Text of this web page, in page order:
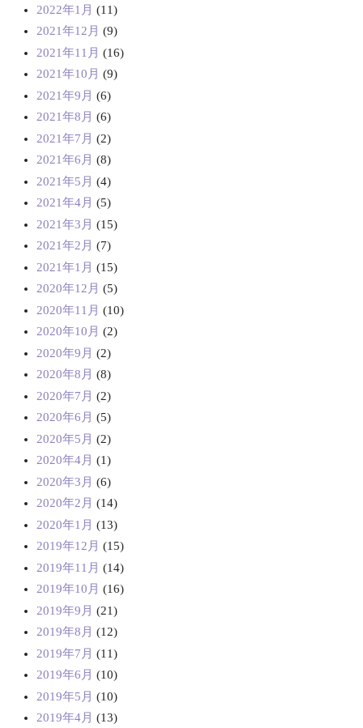
2022年1月 (11)
2021年12月 (9)
2021年11月 (16)
2021年10月 (9)
2021年9月 (6)
2021年8月 (6)
2021年7月 (2)
2021年6月 (8)
2021年5月 (4)
2021年4月 (5)
2021年3月 (15)
2021年2月 (7)
2021年1月 (15)
2020年12月 (5)
2020年11月 (10)
2020年10月 (2)
2020年9月 (2)
2020年8月 (8)
2020年7月 (2)
2020年6月 (5)
2020年5月 (2)
2020年4月 (1)
2020年3月 (6)
2020年2月 (14)
2020年1月 (13)
2019年12月 (15)
2019年11月 (14)
2019年10月 (16)
2019年9月 (21)
2019年8月 (12)
2019年7月 (11)
2019年6月 (10)
2019年5月 (10)
2019年4月 (13)